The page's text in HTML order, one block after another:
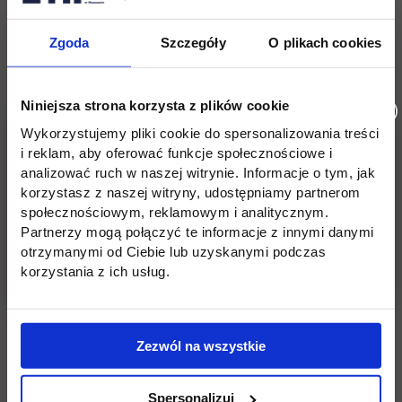
Zgoda Szczegóły O plikach cookies
Niniejsza strona korzysta z plików cookie
Wykorzystujemy pliki cookie do spersonalizowania treści
i reklam, aby oferować funkcje społecznościowe i
analizować ruch w naszej witrynie. Informacje o tym, jak
korzystasz z naszej witryny, udostępniamy partnerom
społecznościowym, reklamowym i analitycznym.
Partnerzy mogą połączyć te informacje z innymi danymi
otrzymanymi od Ciebie lub uzyskanymi podczas
korzystania z ich usług.
Zezwól na wszystkie
Spersonalizuj
Young Multi
Opał
Dwa Sławy
Sobota, 30 maja
Nocny Kochanek
WaluśKraksaKryzys